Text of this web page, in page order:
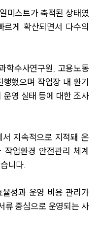
미스트가 축적된 상태였
게 확산되면서 다수의
학수사연구원, 고용노동
했으며 작업장 내 환기
영 실태 등에 대한 조사
지속적으로 지적돼 온
작업환경 안전관리 체계
니다.
성과 운영 비용 관리가
류 중심으로 운영되는 사